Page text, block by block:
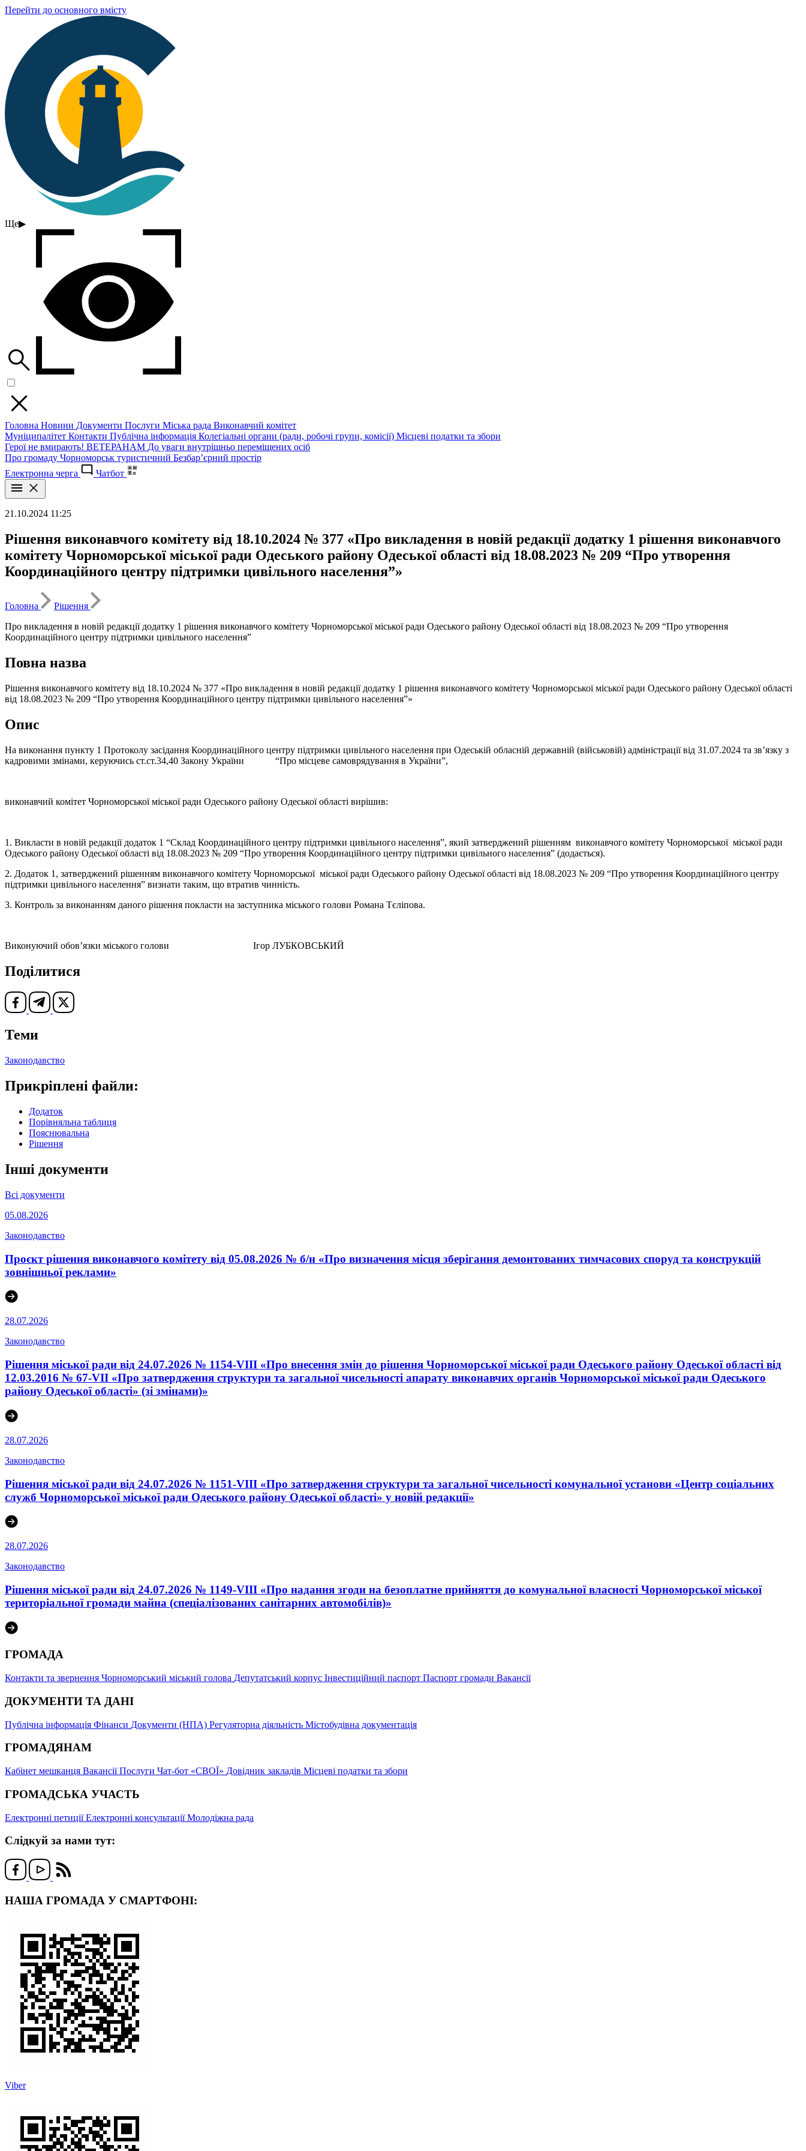
Перейти до основного вмісту
Ще▶
Головна Новини Документи Послуги Міська рада Виконавчий комітет
Муніципалітет Контакти Публічна інформація Колегіальні органи (ради, робочі групи, комісії) Місцеві податки та збори
Герої не вмирають! ВЕТЕРАНАМ До уваги внутрішньо переміщених осіб
Про громаду Чорноморськ туристичний Безбар’єрний простір
Електронна черга
Чатбот
21.10.2024 11:25
Рішення виконавчого комітету від 18.10.2024 № 377 «Про викладення в новій редакції додатку 1 рішення виконавчого
комітету Чорноморської міської ради Одеського району Одеської області від 18.08.2023 № 209 “Про утворення
Координаційного центру підтримки цивільного населення”»
Головна
Рішення
Про викладення в новій редакції додатку 1 рішення виконавчого комітету Чорноморської міської ради Одеського району Одеської області від 18.08.2023 № 209 “Про утворення
Координаційного центру підтримки цивільного населення”
Повна назва
Рішення виконавчого комітету від 18.10.2024 № 377 «Про викладення в новій редакції додатку 1 рішення виконавчого комітету Чорноморської міської ради Одеського району Одеської області
від 18.08.2023 № 209 “Про утворення Координаційного центру підтримки цивільного населення”»
Опис
На виконання пункту 1 Протоколу засідання Координаційного центру підтримки цивільного населення при Одеській обласній державній (військовій) адміністрації від 31.07.2024 та зв’язку з
кадровими змінами, керуючись ст.ст.34,40 Закону України “Про місцеве самоврядування в України”,
виконавчий комітет Чорноморської міської ради Одеського району Одеської області вирішив:
1. Викласти в новій редакції додаток 1 “Склад Координаційного центру підтримки цивільного населення”, який затверджений рішенням виконавчого комітету Чорноморської міської ради
Одеського району Одеської області від 18.08.2023 № 209 “Про утворення Координаційного центру підтримки цивільного населення” (додається).
2. Додаток 1, затверджений рішенням виконавчого комітету Чорноморської міської ради Одеського району Одеської області від 18.08.2023 № 209 “Про утворення Координаційного центру
підтримки цивільного населення” визнати таким, що втратив чинність.
3. Контроль за виконанням даного рішення покласти на заступника міського голови Романа Тєліпова.
Виконуючий обов’язки міського голови Ігор ЛУБКОВСЬКИЙ
Поділитися
Теми
Законодавство
Прикріплені файли:
Додаток
Порівняльна таблиця
Пояснювальна
Рішення
Інші документи
Всі документи
05.08.2026
Законодавство
Проєкт рішення виконавчого комітету від 05.08.2026 № б/н «Про визначення місця зберігання демонтованих тимчасових споруд та конструкцій
зовнішньої реклами»
28.07.2026
Законодавство
Рішення міської ради від 24.07.2026 № 1154-VIII «Про внесення змін до рішення Чорноморської міської ради Одеського району Одеської області від
12.03.2016 № 67-VІI «Про затвердження структури та загальної чисельності апарату виконавчих органів Чорноморської міської ради Одеського
району Одеської області» (зі змінами)»
28.07.2026
Законодавство
Рішення міської ради від 24.07.2026 № 1151-VIII «Про затвердження структури та загальної чисельності комунальної установи «Центр соціальних
служб Чорноморської міської ради Одеського району Одеської області» у новій редакції»
28.07.2026
Законодавство
Рішення міської ради від 24.07.2026 № 1149-VIII «Про надання згоди на безоплатне прийняття до комунальної власності Чорноморської міської
територіальної громади майна (спеціалізованих санітарних автомобілів)»
ГРОМАДА
Контакти та звернення Чорноморський міський голова Депутатський корпус Інвестиційний паспорт Паспорт громади Вакансії
ДОКУМЕНТИ ТА ДАНІ
Публічна інформація Фінанси Документи (НПА) Регуляторна діяльність Містобудівна документація
ГРОМАДЯНАМ
Кабінет мешканця ВакансіїПослуги Чат-бот «СВОЇ» Довідник закладів Місцеві податки та збори
ГРОМАДСЬКА УЧАСТЬ
Електронні петиціїЕлектронні консультаціїМолодіжна рада
Слідкуй за нами тут:
НАША ГРОМАДА У СМАРТФОНІ:
Viber